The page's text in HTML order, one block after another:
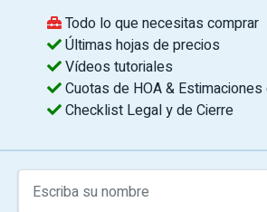
Todo lo que necesitas comprar
Últimas hojas de precios
Vídeos tutoriales
Cuotas de HOA & Estimaciones
Checklist Legal y de Cierre